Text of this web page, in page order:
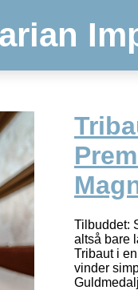
Tilbuddet:
altså bare
Tribaut i
vinder